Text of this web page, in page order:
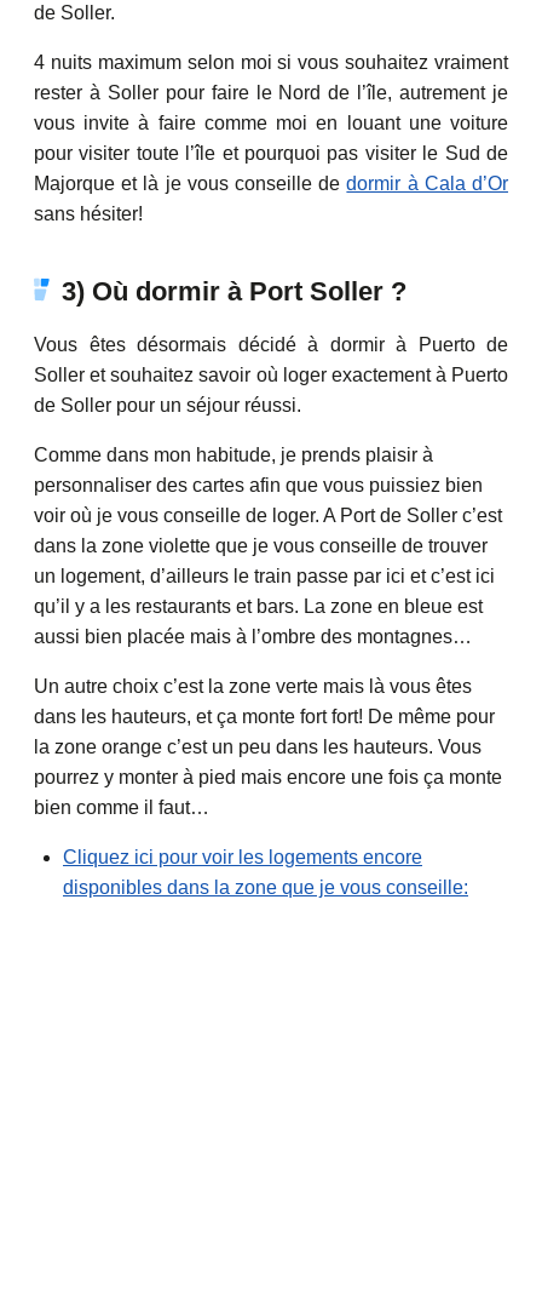
de Soller.
4 nuits maximum selon moi si vous souhaitez vraiment
rester à Soller pour faire le Nord de l’île, autrement je
vous invite à faire comme moi en louant une voiture
pour visiter toute l’île et pourquoi pas visiter le Sud de
Majorque et là je vous conseille dedormir à Cala d’Or
sans hésiter!
3) Où dormir à Port Soller ?
Vous êtes désormais décidé à dormir à Puerto de
Soller et souhaitez savoir où loger exactement à Puerto
de Soller pour un séjour réussi.
Comme dans mon habitude, je prends plaisir à
personnaliser des cartes afin que vous puissiez bien
voir où je vous conseille de loger. A Port de Soller c’est
dans la zone violette que je vous conseille de trouver
un logement, d’ailleurs le train passe par ici et c’est ici
qu’il y a les restaurants et bars. La zone en bleue est
aussi bien placée mais à l’ombre des montagnes…
Un autre choix c’est la zone verte mais là vous êtes
dans les hauteurs, et ça monte fort fort! De même pour
la zone orange c’est un peu dans les hauteurs. Vous
pourrez y monter à pied mais encore une fois ça monte
bien comme il faut…
Cliquez ici pour voir les logements encore
disponibles dans la zone que je vous conseille: